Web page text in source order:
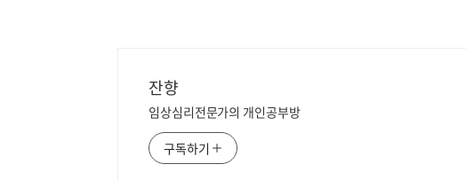
잔향
임상심리전문가의 개인공부방
구독하기